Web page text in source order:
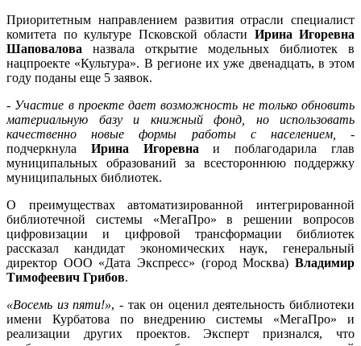
Приоритетным направлением развития отрасли специалист
комитета по культуре Псковской области Ирина Игоревна
Шаповалова назвала открытие модельных библиотек в
нацпроекте «Культура». В регионе их уже двенадцать, в этом
году поданы еще 5 заявок.
- Участие в проекте дает возможность не только обновить
материальную базу и книжный фонд, но использовать
качественно новые формы работы с населением,
-
подчеркнула Ирина Игоревна и поблагодарила глав
муниципальных образований за всестороннюю поддержку
муниципальных библиотек.
О преимуществах автоматизированной интегрированной
библиотечной системы «МегаПро» в решении вопросов
цифровизации и цифровой трансформации библиотек
рассказал кандидат экономических наук, генеральный
директор ООО «Дата Экспресс» (город Москва) Владимир
Тимофеевич Грибов.
«Восемь из пяти!», - так он оценил деятельность библиотеки
имени Курбатова по внедрению системы «МегаПро» и
реализации других проектов. Эксперт признался, что